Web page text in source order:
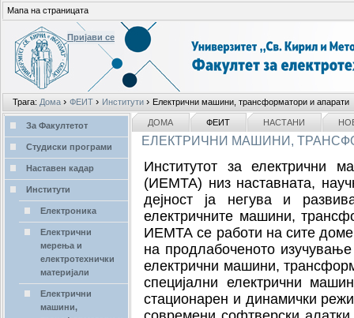
Лични
алати
Пријави се
Трага: Дома › ФЕИТ › Институти › Електрични машини, трансформатори и апарати
Мапа на страницата
делови
ДОМА ФЕИТ НАСТАНИ
ЕЛЕКТРИЧНИ МАШИНИ,
Институтот за електрични
(ИЕМТА) низ наставната,
дејност ја негува и
електричните машини,
ИЕМТА се работи на сите
на продлабоченото
електрични машини,
специјални електрични
стационарен и динамички
NAVIGATION
За Факултетот
Студиски програми
Наставен кадар
Институти
Електроника
Електрични
мерења и
електротехнички
материјали
Електрични
машини,